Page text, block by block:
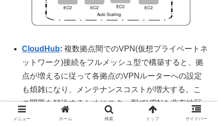
CloudHub: 複数拠点間でのVPN(仮想プライベートネ
ットワーク)接続をフルメッシュ型で構築すると、拠
点が増えるに従って各拠点のVPNルーターへの設定
も煩雑になり、メンテナンスコストが増大する。こ
の問題を解決するためにスター型でVPNを非有地区
すると、各拠点のVPNルーターはVPNハブに接続す
メニュー ホーム 検索 トップ サイドバー